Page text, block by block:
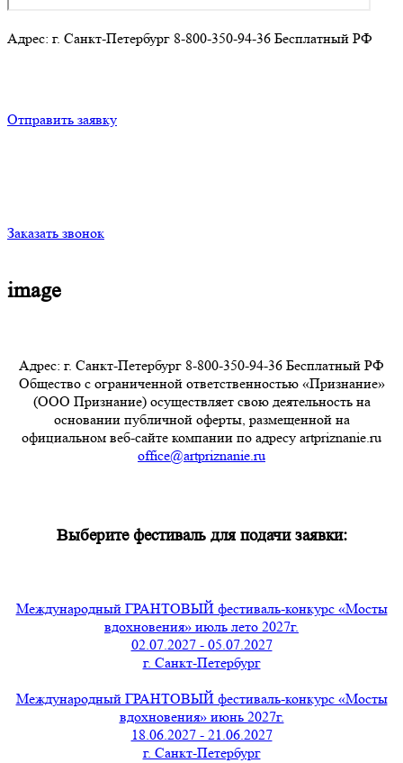
Адрес: г. Санкт-Петербург 8-800-350-94-36 Бесплатный РФ
Отправить заявку
Заказать звонок
image
Адрес: г. Санкт-Петербург 8-800-350-94-36 Бесплатный РФ
Общество с ограниченной ответственностью «Признание»
(ООО Признание) осуществляет свою деятельность на
основании публичной оферты, размещенной на
официальном веб-сайте компании по адресу artpriznanie.ru
office@artpriznanie.ru
Выберите фестиваль для подачи заявки:
Международный ГРАНТОВЫЙ фестиваль-конкурс «Мосты
вдохновения» июль лето 2027г.
02.07.2027 - 05.07.2027
г. Санкт-Петербург
Международный ГРАНТОВЫЙ фестиваль-конкурс «Мосты
вдохновения» июнь 2027г.
18.06.2027 - 21.06.2027
г. Санкт-Петербург